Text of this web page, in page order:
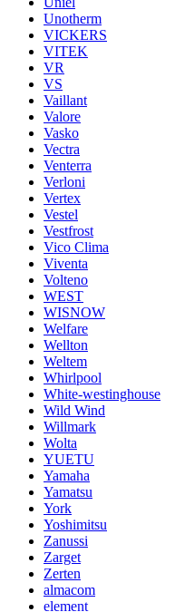
Unotherm
VICKERS
VITEK
VR
VS
Vaillant
Valore
Vasko
Vectra
Venterra
Verloni
Vertex
Vestel
Vestfrost
Vico Clima
Viventa
Volteno
WEST
WISNOW
Welfare
Wellton
Weltem
Whirlpool
White-westinghouse
Wild Wind
Willmark
Wolta
YUETU
Yamaha
Yamatsu
York
Yoshimitsu
Zanussi
Zarget
Zerten
almacom
element